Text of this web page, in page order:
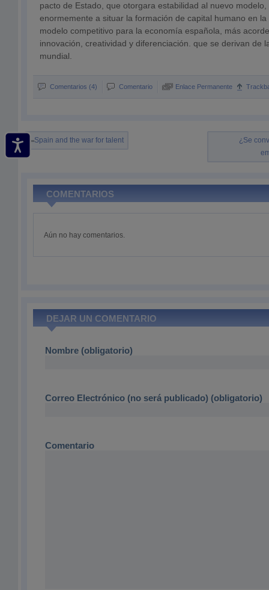
pacto de Estado, que otorgara estabilidad al nuevo
enormemente a situar la formación de capital humano en
modelo competitivo para la economía española, más
innovación, creatividad y diferenciación. que se derivan de
mundial.
Comentarios (4) Comentario Enlace Permanente
Spain and the war for talent
¿Se
COMENTARIOS
Aún no hay comentarios.
DEJAR UN COMENTARIO
Nombre (obligatorio)
Correo Electrónico (no será publicado) (obligatorio)
Comentario